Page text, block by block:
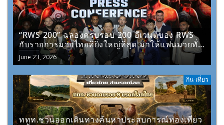
“RWS 200” ฉลองครบรอบ 200 อีเวนต์ของ RWS
กับรายการมวยไทยที่ยิ่งใหญ่ที่สุด มาให้แฟนมวยทั่ว
โลกได้รับชม
June 23, 2026
กิน-เที่ยว
ททท.ชวนออกเดินทางค้นหาประสบการณ์ท่องเที่ยว